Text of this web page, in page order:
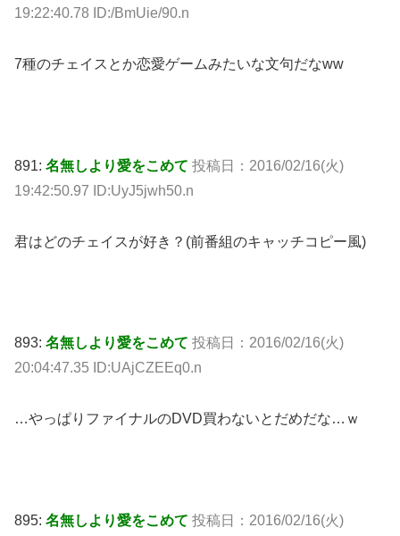
19:22:40.78 ID:/BmUie/90.n
7種のチェイスとか恋愛ゲームみたいな文句だなww
891: 名無しより愛をこめて 投稿日：2016/02/16(火)
19:42:50.97 ID:UyJ5jwh50.n
君はどのチェイスが好き？(前番組のキャッチコピー風)
893: 名無しより愛をこめて 投稿日：2016/02/16(火)
20:04:47.35 ID:UAjCZEEq0.n
…やっぱりファイナルのDVD買わないとだめだな…ｗ
895: 名無しより愛をこめて 投稿日：2016/02/16(火)